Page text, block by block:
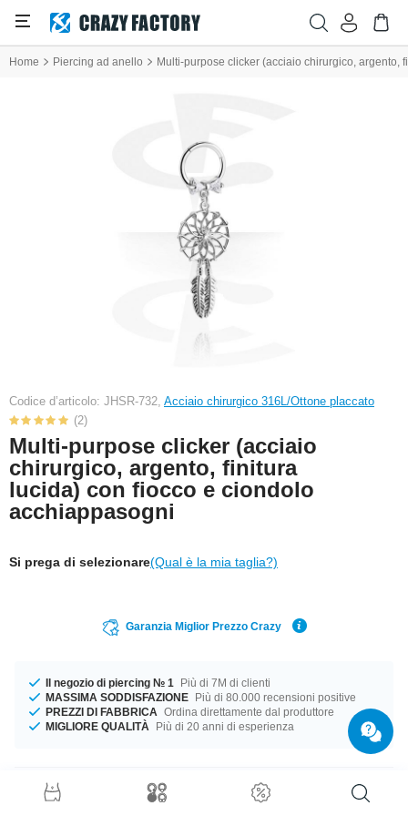
Home Piercing ad anello Multi-purpose clicker (acciaio chirurgico,
Codice d’articolo: JHSR-732, Acciaio chirurgico 316L/Ottone placcato
(2)
Multi-purpose clicker (acciaio
chirurgico, argento, finitura
lucida) con fiocco e ciondolo
acchiappasogni
Si prega di selezionare(Qual è la mia taglia?)
Garanzia Miglior Prezzo Crazy
Il negozio di piercing № 1
Più di 7M di clienti
MASSIMA SODDISFAZIONE Più di 80.000 recensioni positive
PREZZI DI FABBRICA Ordina direttamente dal produttore
MIGLIORE QUALITÀ
Più di 20 anni di esperienza